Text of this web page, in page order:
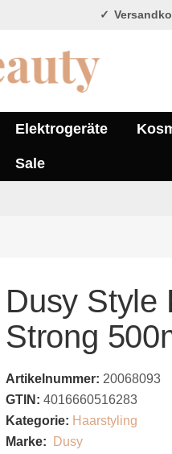
Elektrogeräte
Sale
Dusy Style
Strong
Artikelnummer: 20068093
GTIN: 4016660516283
Kategorie: Haarstyling
Marke:
Dusy